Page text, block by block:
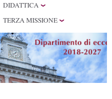
DIDATTICA
TERZA MISSIONE